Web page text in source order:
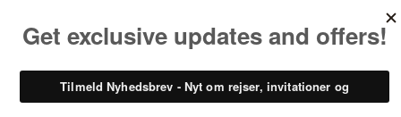
Løberejser Danmark